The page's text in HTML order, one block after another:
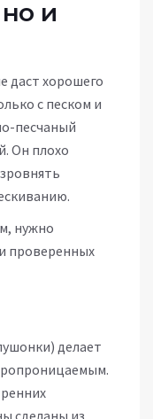
и
даст хорошего
с песком и
песчаный
Он плохо
нужно
проверенных
делает